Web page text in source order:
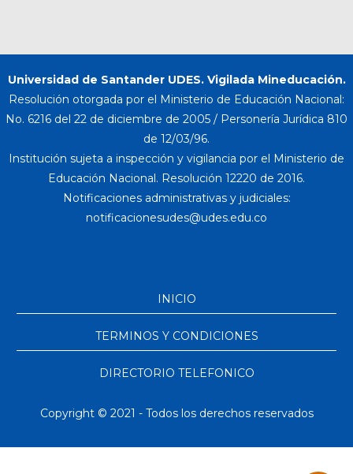
Universidad de Santander UDES. Vigilada Mineducación.
Resolución otorgada por el Ministerio de Educación Nacional:
No. 6216 del 22 de diciembre de 2005 / Personería Jurídica 810
de 12/03/96.
Institución sujeta a inspección y vigilancia por el Ministerio de
Educación Nacional. Resolución 12220 de 2016.
Notificaciones administrativas y judiciales:
INICIO
TERMINOS Y CONDICIONES
DIRECTORIO TELEFONICO
Copyright © 2021 - Todos los derechos reservados